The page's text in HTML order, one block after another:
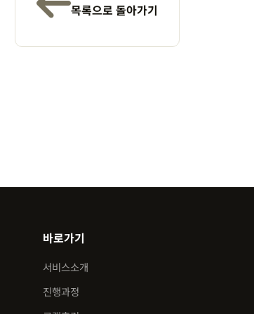
목록으로 돌아가기
바로가기
서비스소개
진행과정